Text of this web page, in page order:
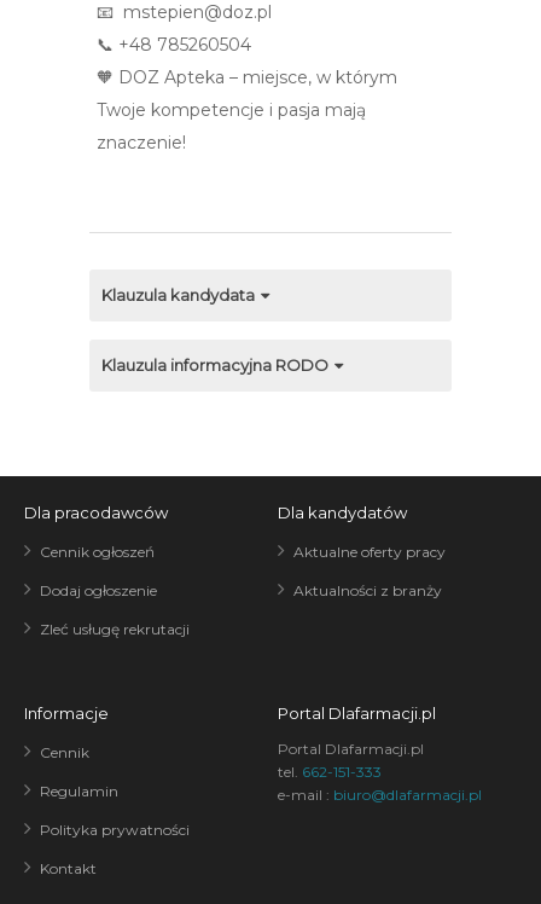
📧 mstepien@doz.pl
📞 +48 785260504
🧡 DOZ Apteka – miejsce, w którym
Twoje kompetencje i pasja mają
znaczenie!
Klauzula kandydata
Klauzula informacyjna RODO
Dla pracodawców
Cennik ogłoszeń
Dodaj ogłoszenie
Zleć usługę rekrutacji
Dla kandydatów
Aktualne oferty pracy
Aktualności z branży
Informacje
Cennik
Regulamin
Polityka prywatności
Kontakt
Portal Dlafarmacji.pl
Portal Dlafarmacji.pl
tel. 662-151-333
e-mail : biuro@dlafarmacji.pl